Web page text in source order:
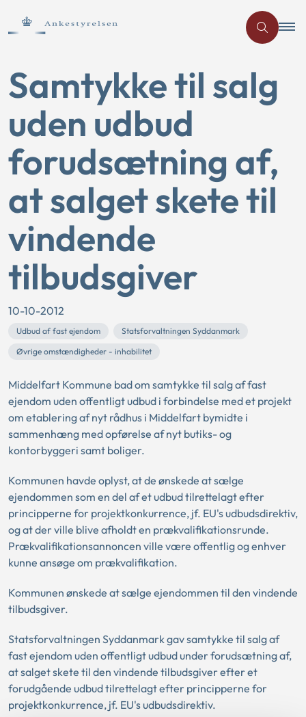
Samtykke til salg
uden udbud
forudsætning af,
at salget skete til
vindende
tilbudsgiver
10-10-2012
Udbud af fast ejendom
Statsforvaltningen Syddanmark
Øvrige omstændigheder - inhabilitet
Middelfart Kommune bad om samtykke til salg af fast
ejendom uden offentligt udbud i forbindelse med et projekt
om etablering af nyt rådhus i Middelfart bymidte i
sammenhæng med opførelse af nyt butiks- og
kontorbyggeri samt boliger.
Kommunen havde oplyst, at de ønskede at sælge
ejendommen som en del af et udbud tilrettelagt efter
principperne for projektkonkurrence, jf. EU's udbudsdirektiv,
og at der ville blive afholdt en prækvalifikationsrunde.
Prækvalifikationsannoncen ville være offentlig og enhver
kunne ansøge om prækvalifikation.
Kommunen ønskede at sælge ejendommen til den vindende
tilbudsgiver.
Statsforvaltningen Syddanmark gav samtykke til salg af
fast ejendom uden offentligt udbud under forudsætning af,
at salget skete til den vindende tilbudsgiver efter et
forudgående udbud tilrettelagt efter principperne for
projektkonkurrence, jf. EU's udbudsdirektiv.